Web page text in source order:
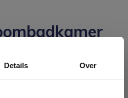
Details Over
Samen bouwen we een
vol met unieke
Doe je mee?